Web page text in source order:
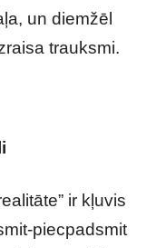
un diemžēl
trauksmi.
ir kļuvis
piecpadsmit